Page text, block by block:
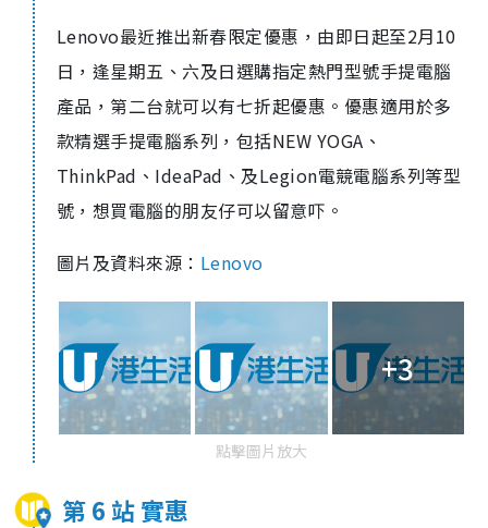
Lenovo最近推出新春限定優惠，由即日起至2月10
日，逢星期五、六及日選購指定熱門型號手提電腦
產品，第二台就可以有七折起優惠。優惠適用於多
款精選手提電腦系列，包括NEW YOGA、
ThinkPad、IdeaPad、及Legion電競電腦系列等型
號，想買電腦的朋友仔可以留意吓。
圖片及資料來源： Lenovo
+3
點擊圖片放大
第 6 站 實惠